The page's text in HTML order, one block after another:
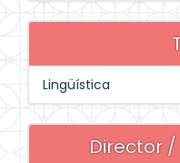
Lingüística
Director